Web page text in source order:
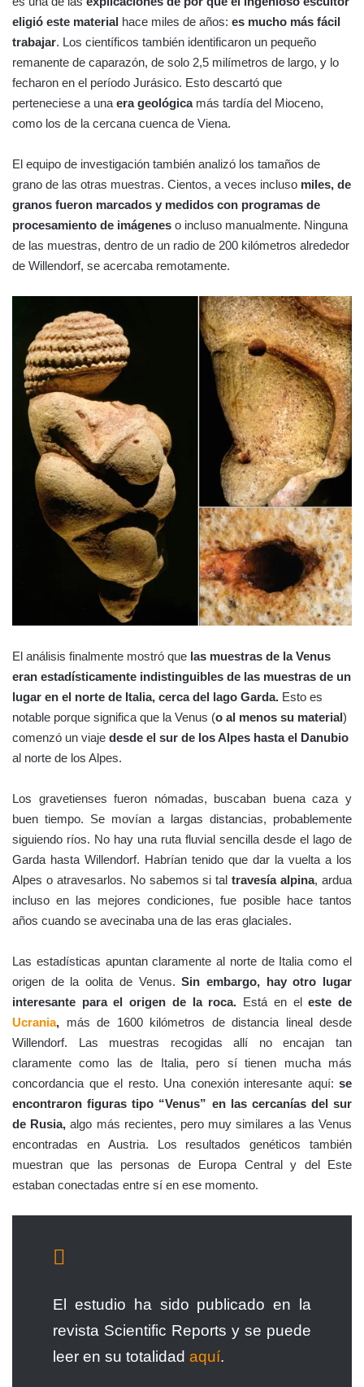
eligió este material hace miles de años: es mucho más fácil
trabajar. Los científicos también identificaron un pequeño
remanente de caparazón, de solo 2,5 milímetros de largo, y lo
fecharon en el período Jurásico. Esto descartó que
perteneciese a una era geológicamás tardía del Mioceno,
como los de la cercana cuenca de Viena.
El equipo de investigación también analizó los tamaños de
grano de las otras muestras. Cientos, a veces incluso miles, de
granos fueron marcados y medidos con programas de
procesamiento de imágenes o incluso manualmente. Ninguna
de las muestras, dentro de un radio de 200 kilómetros alrededor
de Willendorf, se acercaba remotamente.
El análisis finalmente mostró que las muestras de la Venus
eran estadísticamente indistinguibles de las muestras de un
lugar en el norte de Italia, cerca del lago Garda. Esto es
notable porque significa que la Venus (o al menos su material)
comenzó un viaje desde el sur de los Alpes hasta el Danubio
al norte de los Alpes.
Los gravetienses fueron nómadas, buscaban buena caza y
buen tiempo. Se movían a largas distancias, probablemente
siguiendo ríos. No hay una ruta fluvial sencilla desde el lago de
Garda hasta Willendorf. Habrían tenido que dar la vuelta a los
Alpes o atravesarlos. No sabemos si taltravesía alpina, ardua
incluso en las mejores condiciones, fue posible hace tantos
años cuando se avecinaba una de las eras glaciales.
Las estadísticas apuntan claramente al norte de Italia como el
origen de la oolita de Venus.Sin embargo, hay otro lugar
interesante para el origen de la roca. Está en eleste de
Ucrania, más de 1600 kilómetros de distancia lineal desde
Willendorf. Las muestras recogidas allí no encajan tan
claramente como las de Italia, pero sí tienen mucha más
concordancia que el resto. Una conexión interesante aquí: se
encontraron figuras tipo “Venus” en las cercanías del sur
de Rusia, algo más recientes, pero muy similares a las Venus
encontradas en Austria. Los resultados genéticos también
muestran que las personas de Europa Central y del Este
estaban conectadas entre sí en ese momento.
El estudio ha sido publicado en la
revista Scientific Reports y se puede
leer en su totalidad aquí.